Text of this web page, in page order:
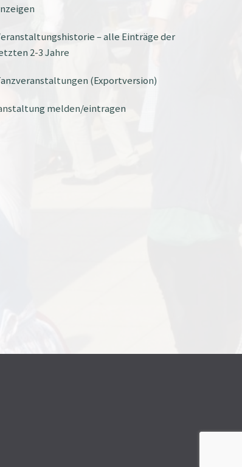
– alle Einträge der
2-3 Jahre
(Exportversion)
melden/eintragen